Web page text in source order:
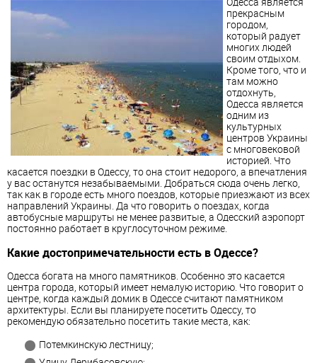
прекрасным
городом,
который радует
многих людей
своим отдыхом.
Кроме того, что и
там можно
отдохнуть,
Одесса является
одним из
культурных
центров Украины
с многовековой
историей. Что
касается поездки в Одессу, то она стоит недорого, а впечатления
у вас останутся незабываемыми. Добраться сюда очень легко,
так как в городе есть много поездов, которые приезжают из всех
направлений Украины. Да что говорить о поездах, когда
автобусные маршруты не менее развитые, а Одесский аэропорт
постоянно работает в круглосуточном режиме.
Какие достопримечательности есть в Одессе?
Одесса богата на много памятников. Особенно это касается
центра города, который имеет немалую историю. Что говорит о
центре, когда каждый домик в Одессе считают памятником
архитектуры. Если вы планируете посетить Одессу, то
рекомендую обязательно посетить такие места, как:
Потемкинскую лестницу;